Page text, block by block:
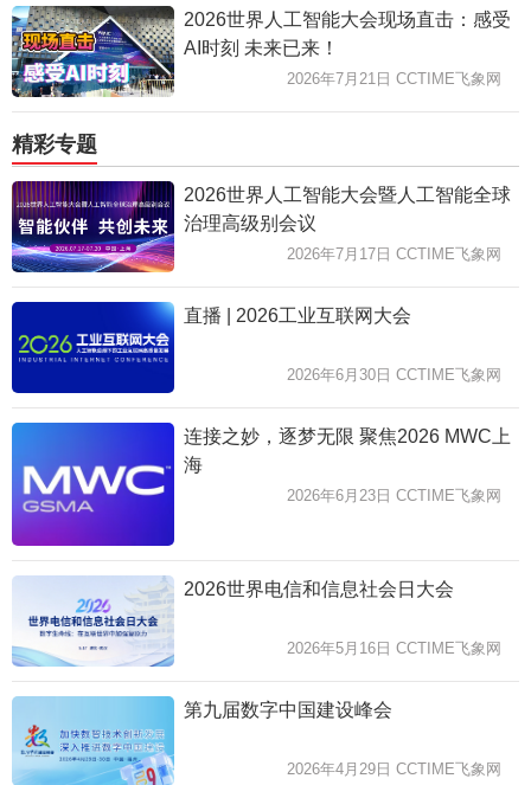
2026世界人工智能大会现场直击：感受
AI时刻 未来已来！
2026年7月21日 CCTIME飞象网
精彩专题
2026世界人工智能大会暨人工智能全球
治理高级别会议
2026年7月17日 CCTIME飞象网
直播 | 2026工业互联网大会
2026年6月30日 CCTIME飞象网
连接之妙，逐梦无限 聚焦2026 MWC上
海
2026年6月23日 CCTIME飞象网
2026世界电信和信息社会日大会
2026年5月16日 CCTIME飞象网
第九届数字中国建设峰会
2026年4月29日 CCTIME飞象网